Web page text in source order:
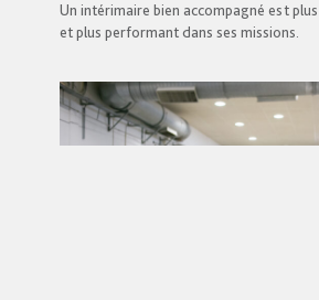
Un intérimaire bien accompagné est
et plus performant dans ses missions.